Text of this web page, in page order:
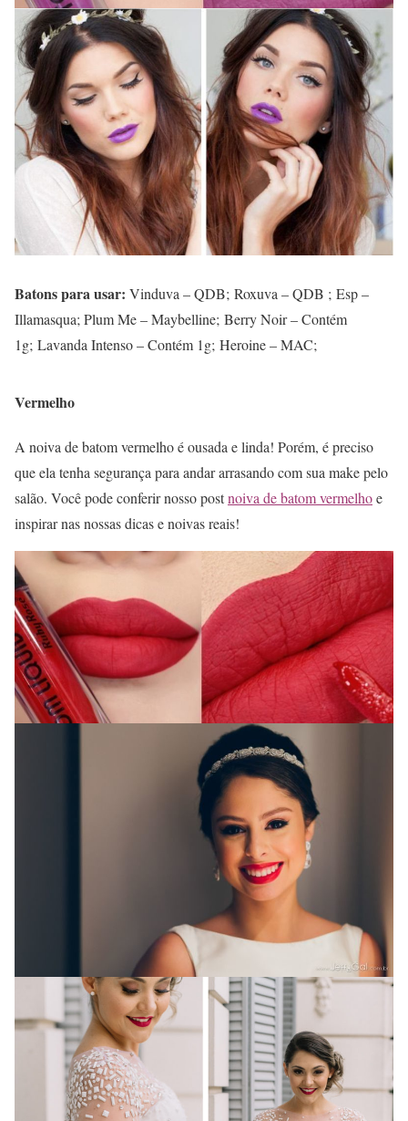
Batons para usar: Vinduva – QDB; Roxuva – QDB ; Esp –
Illamasqua; Plum Me – Maybelline; Berry Noir – Contém
1g; Lavanda Intenso – Contém 1g; Heroine – MAC;
Vermelho
A noiva de batom vermelho é ousada e linda! Porém, é preciso
que ela tenha segurança para andar arrasando com sua make pelo
salão. Você pode conferir nosso postnoiva de batom vermelhoe
inspirar nas nossas dicas e noivas reais!